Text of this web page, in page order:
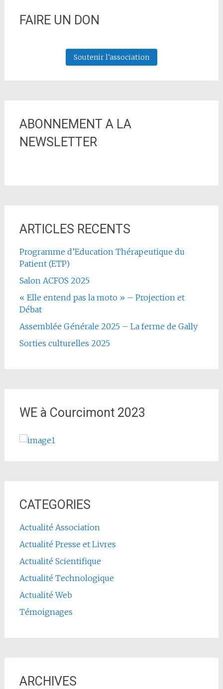
FAIRE UN DON
Soutenir l'association
ABONNEMENT A LA
NEWSLETTER
ARTICLES RECENTS
Programme d’Education Thérapeutique du
Patient (ETP)
Salon ACFOS 2025
« Elle entend pas la moto » – Projection et
Débat
Assemblée Générale 2025 – La ferme de Gally
Sorties culturelles 2025
WE à Courcimont 2023
CATEGORIES
Actualité Association
Actualité Presse et Livres
Actualité Scientifique
Actualité Technologique
Actualité Web
Témoignages
ARCHIVES